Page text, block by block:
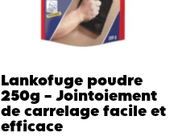
Lankofuge poudre
250g – Jointoiement
de carrelage facile et
efficace